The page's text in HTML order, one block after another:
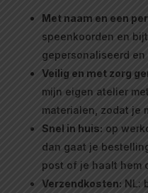
Met naam en een
speenkoorden en
gepersonaliseerd
Veilig en met zorg
mijn eigen atelier
materialen, zodat je
Snel in huis: op
dan gaat je
post of je haalt hem
Verzendkosten: NL: